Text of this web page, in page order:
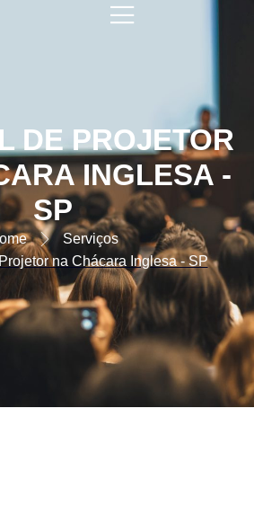
DE PROJETOR
INGLESA -
SP
Serviços
na Chácara Inglesa - SP